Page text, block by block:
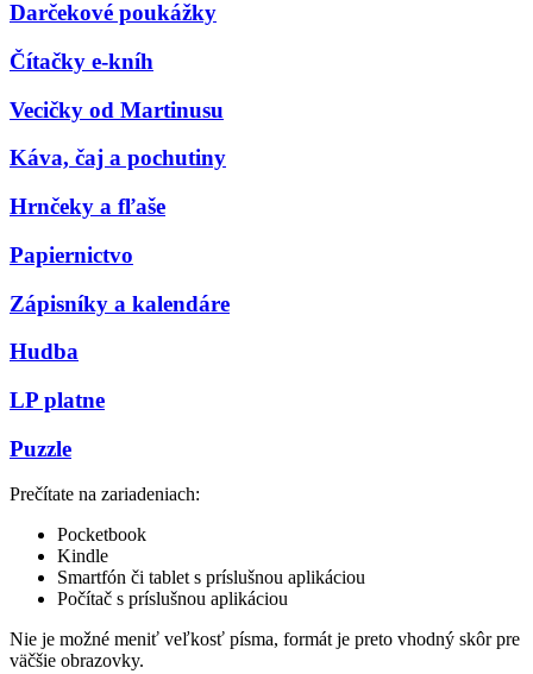
Darčekové poukážky
Čítačky e-kníh
Vecičky od Martinusu
Káva, čaj a pochutiny
Hrnčeky a fľaše
Papiernictvo
Zápisníky a kalendáre
Hudba
LP platne
Puzzle
Prečítate na zariadeniach:
Pocketbook
Kindle
Smartfón či tablet s príslušnou aplikáciou
Počítač s príslušnou aplikáciou
Nie je možné meniť veľkosť písma, formát je preto vhodný skôr pre
väčšie obrazovky.